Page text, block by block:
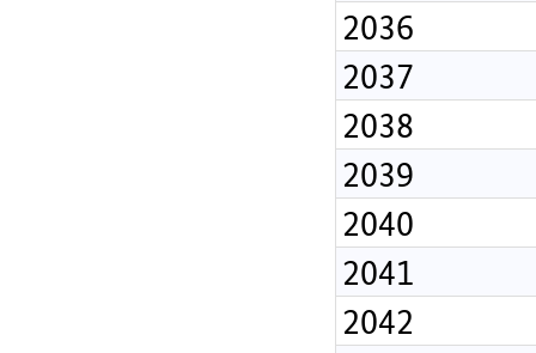
2036
2037
2038
2039
2040
2041
2042